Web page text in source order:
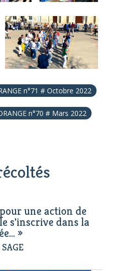
n°71 # Octobre 2022
n°70 # Mars 2022
une action de
s'inscrive dans la
»